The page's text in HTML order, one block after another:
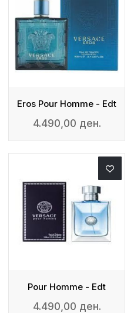
Eros Pour Homme - Edt
4.490,00 ден.
Pour Homme - Edt
4.490,00 ден.